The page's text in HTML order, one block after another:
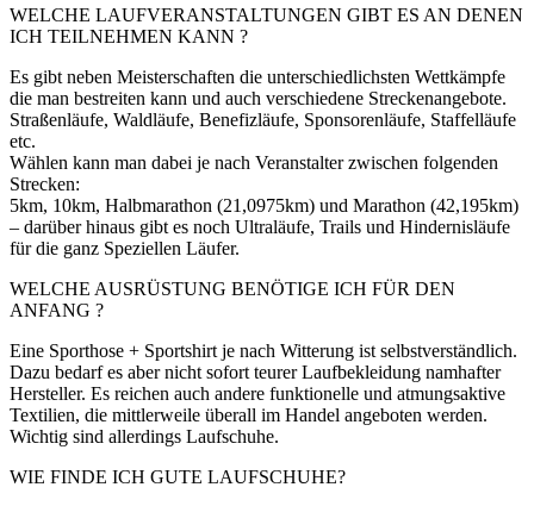
WELCHE LAUFVERANSTALTUNGEN GIBT ES AN DENEN
ICH TEILNEHMEN KANN ?
Es gibt neben Meisterschaften die unterschiedlichsten Wettkämpfe
die man bestreiten kann und auch verschiedene Streckenangebote.
Straßenläufe, Waldläufe, Benefizläufe, Sponsorenläufe, Staffelläufe
etc.
Wählen kann man dabei je nach Veranstalter zwischen folgenden
Strecken:
5km, 10km, Halbmarathon (21,0975km) und Marathon (42,195km)
– darüber hinaus gibt es noch Ultraläufe, Trails und Hindernisläufe
für die ganz Speziellen Läufer.
WELCHE AUSRÜSTUNG BENÖTIGE ICH FÜR DEN
ANFANG ?
Eine Sporthose + Sportshirt je nach Witterung ist selbstverständlich.
Dazu bedarf es aber nicht sofort teurer Laufbekleidung namhafter
Hersteller. Es reichen auch andere funktionelle und atmungsaktive
Textilien, die mittlerweile überall im Handel angeboten werden.
Wichtig sind allerdings Laufschuhe.
WIE FINDE ICH GUTE LAUFSCHUHE?